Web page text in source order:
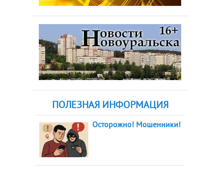
ПОЛЕЗНАЯ ИНФОРМАЦИЯ
Осторожно! Мошенники!